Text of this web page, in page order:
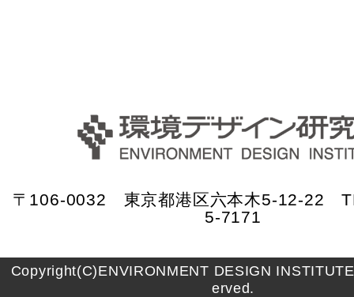
〒106-0032 東京都港区六本木5-12-22
5-7171
Copyright(C)ENVIRONMENT DESIGN
erved.